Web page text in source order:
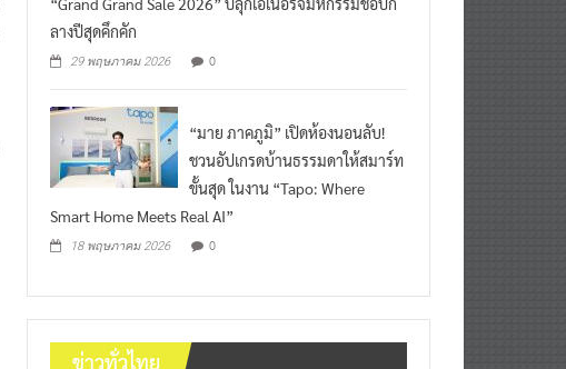
ลางปีสุดคึกคัก
29 พฤษภาคม 2026
ชวนอัปเกรดบ้านธรรมดาให้สมาร์ท
ขั้นสุด ในงาน “Tapo: Where
Smart Home Meets Real AI”
ข่าวทั่วไทย